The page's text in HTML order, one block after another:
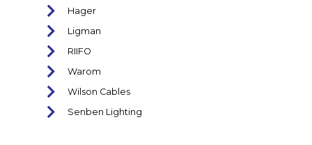
Hager
Ligman
RIIFO
Warom
Wilson Cables
Senben Lighting